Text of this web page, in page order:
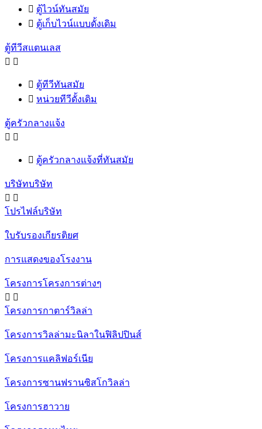
 ตู้ไวน์ทันสมัย
 ตู้เก็บไวน์แบบดั้งเดิม
ตู้ทีวีสแตนเลส
 
 ตู้ทีวีทันสมัย
 หน่วยทีวีดั้งเดิม
ตู้ครัวกลางแจ้ง
 
 ตู้ครัวกลางแจ้งที่ทันสมัย
บริษัทบริษัท
 
โปรไฟล์บริษัท
ใบรับรองเกียรติยศ
การแสดงของโรงงาน
โครงการโครงการต่างๆ
 
โครงการกาตาร์วิลล่า
โครงการวิลล่ามะนิลาในฟิลิปปินส์
โครงการแคลิฟอร์เนีย
โครงการซานฟรานซิสโกวิลล่า
โครงการฮาวาย